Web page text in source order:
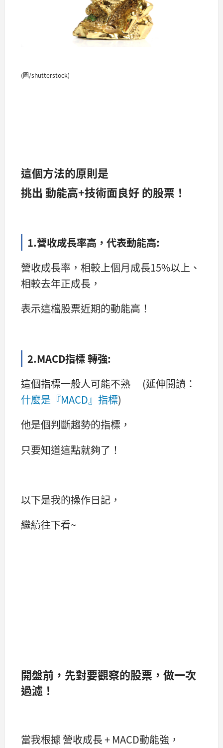
(圖/shutterstock)
這個方法的原則是
挑出 動能高+技術面良好 的股票！
1.營收成長率高，代表動能高:
營收成長率，相較上個月成長15%以上、
相較去年正成長，
表示這檔股票近期的動能高！
2.MACD指標 轉強:
這個指標一般人可能不熟 (延伸閱讀：
什麼是『MACD』指標)
他是個判斷趨勢的指標，
只要知道這點就夠了！
以下是我的操作日記，
繼續往下看~
開盤前，先對要觀察的股票，做一次
過濾！
當我根據 營收成長 + MACD動能強，